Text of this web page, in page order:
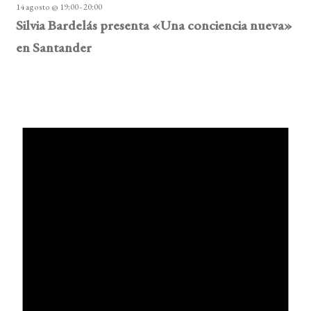
14 agosto @ 19:00-20:00
Silvia Bardelás presenta «Una conciencia nueva»
en Santander